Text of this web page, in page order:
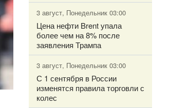
3 август, Понедельник 03:00
Цена нефти Brent упала
более чем на 8% после
заявления Трампа
3 август, Понедельник 03:00
С 1 сентября в России
изменятся правила торговли с
колес